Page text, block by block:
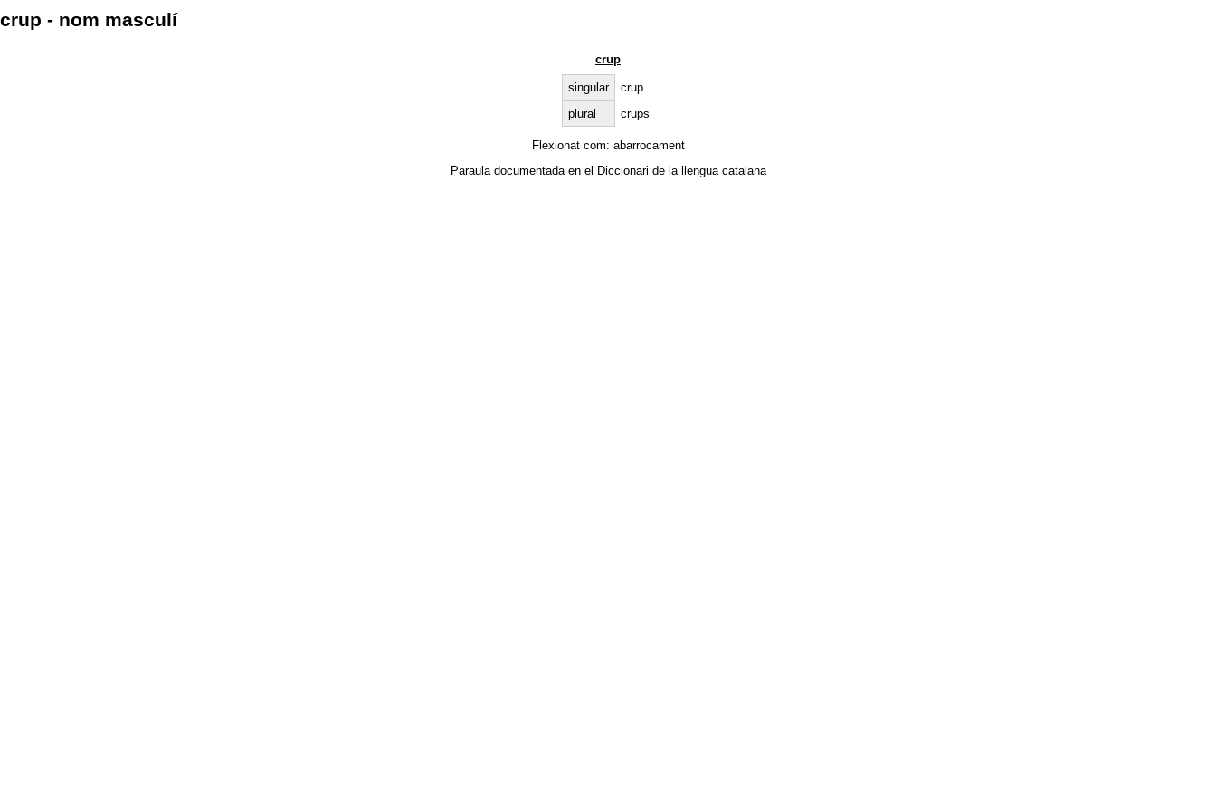
crup - nom masculí
crup
singular
crup
plural
crups
Flexionat com: abarrocament
Paraula documentada en el Diccionari de la llengua catalana